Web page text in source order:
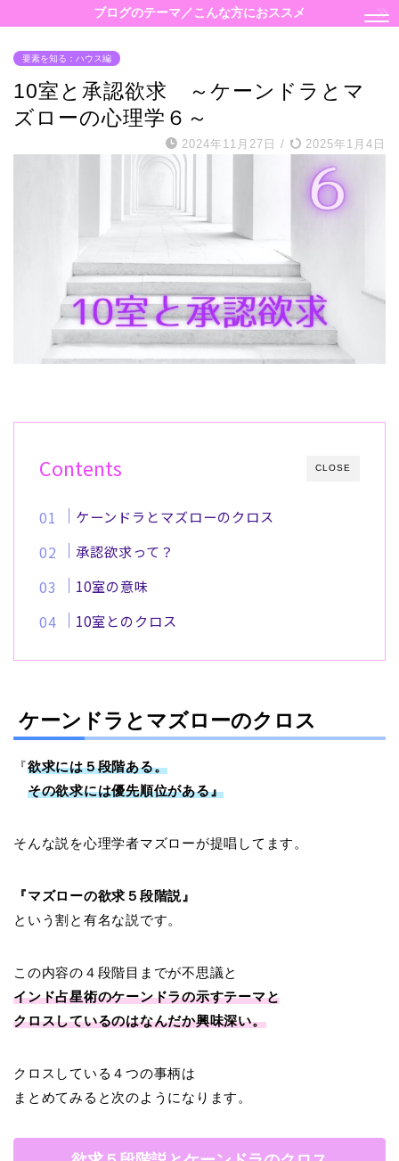
ブログのテーマ／こんな方におススメ
要素を知る：ハウス編
10室と承認欲求 ～ケーンドラとマ
ズローの心理学６～
2024年11月27日 / 2025年1月4日
CLOSE
Contents
ケーンドラとマズローのクロス
承認欲求って？
10室の意味
10室とのクロス
ケーンドラとマズローのクロス
『欲求には５段階ある。
その欲求には優先順位がある』
そんな説を心理学者マズローが提唱してます。
『マズローの欲求５段階説』
という割と有名な説です。
この内容の４段階目までが不思議と
インド占星術のケーンドラの示すテーマと
クロスしているのはなんだか興味深い。
クロスしている４つの事柄は
まとめてみると次のようになります。